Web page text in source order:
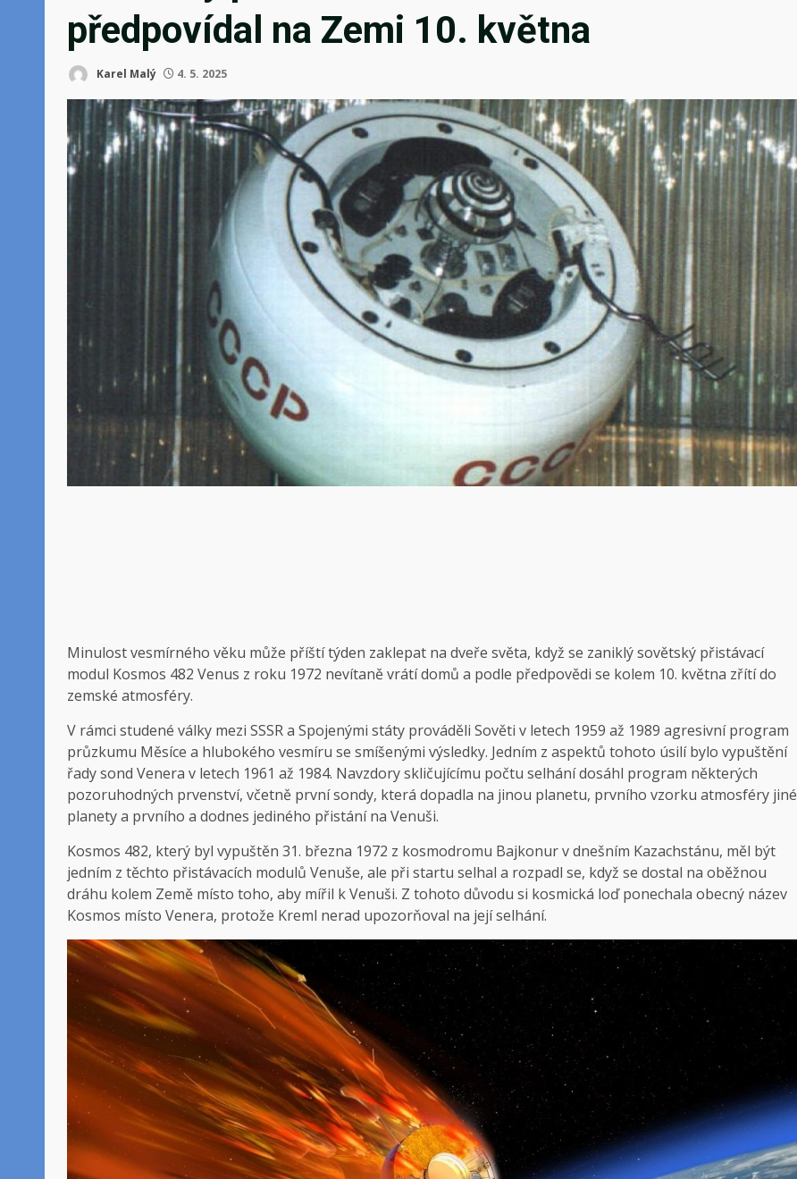
předpovídal na Zemi 10. května
Karel Malý 4. 5. 2025
Minulost vesmírného věku může příští týden zaklepat na dveře světa, když se zaniklý sovětský přistávací
modul Kosmos 482 Venus z roku 1972 nevítaně vrátí domů a podle předpovědi se kolem 10. května zřítí do
zemské atmosféry.
V rámci studené války mezi SSSR a Spojenými státy prováděli Sověti v letech 1959 až 1989 agresivní program
průzkumu Měsíce a hlubokého vesmíru se smíšenými výsledky. Jedním z aspektů tohoto úsilí bylo vypuštění
řady sond Venera v letech 1961 až 1984. Navzdory skličujícímu počtu selhání dosáhl program některých
pozoruhodných prvenství, včetně první sondy, která dopadla na jinou planetu, prvního vzorku atmosféry jiné
planety a prvního a dodnes jediného přistání na Venuši.
Kosmos 482, který byl vypuštěn 31. března 1972 z kosmodromu Bajkonur v dnešním Kazachstánu, měl být
jedním z těchto přistávacích modulů Venuše, ale při startu selhal a rozpadl se, když se dostal na oběžnou
dráhu kolem Země místo toho, aby mířil k Venuši. Z tohoto důvodu si kosmická loď ponechala obecný název
Kosmos místo Venera, protože Kreml nerad upozorňoval na její selhání.